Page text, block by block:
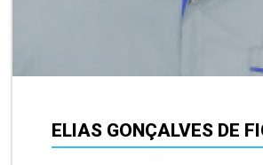
ELIAS GONÇALVES DE